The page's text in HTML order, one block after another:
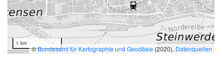
1 km
©Bundesamt für Kartographie und Geodäsie (2020),Datenquellen